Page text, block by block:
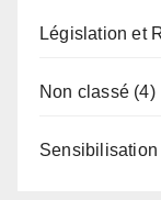
Législation et
Non classé (4)